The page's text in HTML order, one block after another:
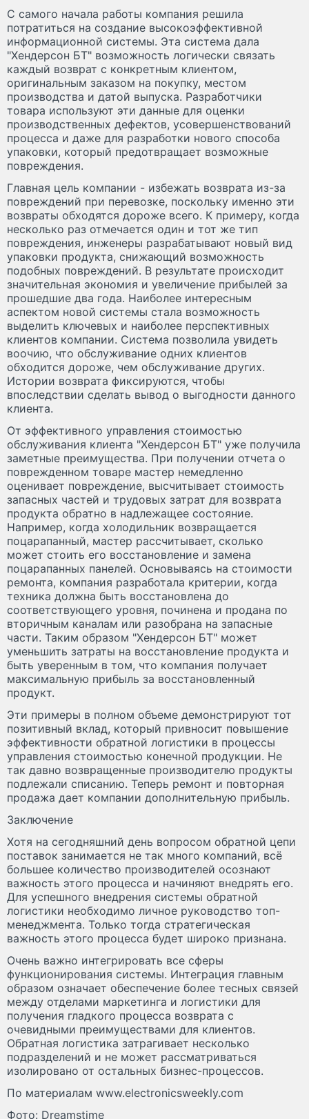
С самого начала работы компания решила
потратиться на создание высокоэффективной
информационной системы. Эта система дала
"Хендерсон БТ" возможность логически связать
каждый возврат с конкретным клиентом,
оригинальным заказом на покупку, местом
производства и датой выпуска. Разработчики
товара используют эти данные для оценки
производственных дефектов, усовершенствований
процесса и даже для разработки нового способа
упаковки, который предотвращает возможные
повреждения.
Главная цель компании - избежать возврата из-за
повреждений при перевозке, поскольку именно эти
возвраты обходятся дороже всего. К примеру, когда
несколько раз отмечается один и тот же тип
повреждения, инженеры разрабатывают новый вид
упаковки продукта, снижающий возможность
подобных повреждений. В результате происходит
значительная экономия и увеличение прибылей за
прошедшие два года. Наиболее интересным
аспектом новой системы стала возможность
выделить ключевых и наиболее перспективных
клиентов компании. Система позволила увидеть
воочию, что обслуживание одних клиентов
обходится дороже, чем обслуживание других.
Истории возврата фиксируются, чтобы
впоследствии сделать вывод о выгодности данного
клиента.
От эффективного управления стоимостью
обслуживания клиента "Хендерсон БТ" уже получила
заметные преимущества. При получении отчета о
поврежденном товаре мастер немедленно
оценивает повреждение, высчитывает стоимость
запасных частей и трудовых затрат для возврата
продукта обратно в надлежащее состояние.
Например, когда холодильник возвращается
поцарапанный, мастер рассчитывает, сколько
может стоить его восстановление и замена
поцарапанных панелей. Основываясь на стоимости
ремонта, компания разработала критерии, когда
техника должна быть восстановлена до
соответствующего уровня, починена и продана по
вторичным каналам или разобрана на запасные
части. Таким образом "Хендерсон БТ" может
уменьшить затраты на восстановление продукта и
быть уверенным в том, что компания получает
максимальную прибыль за восстановленный
продукт.
Эти примеры в полном объеме демонстрируют тот
позитивный вклад, который привносит повышение
эффективности обратной логистики в процессы
управления стоимостью конечной продукции. Не
так давно возвращенные производителю продукты
подлежали списанию. Теперь ремонт и повторная
продажа дает компании дополнительную прибыль.
Заключение
Хотя на сегодняшний день вопросом обратной цепи
поставок занимается не так много компаний, всё
большее количество производителей осознают
важность этого процесса и начиняют внедрять его.
Для успешного внедрения системы обратной
логистики необходимо личное руководство топ-
менеджмента. Только тогда стратегическая
важность этого процесса будет широко признана.
Очень важно интегрировать все сферы
функционирования системы. Интеграция главным
образом означает обеспечение более тесных связей
между отделами маркетинга и логистики для
получения гладкого процесса возврата с
очевидными преимуществами для клиентов.
Обратная логистика затрагивает несколько
подразделений и не может рассматриваться
изолировано от остальных бизнес-процессов.
По материалам www.electronicsweekly.com
Фото: Dreamstime